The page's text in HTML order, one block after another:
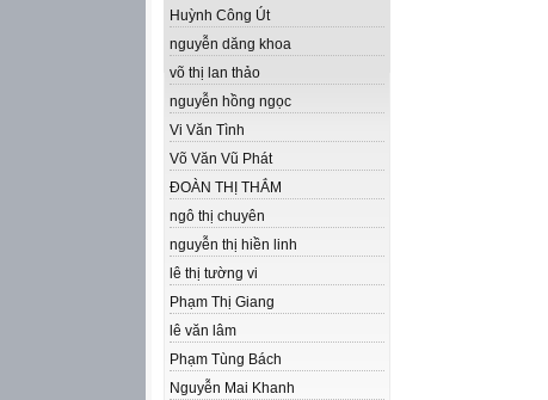
Huỳnh Công Út
nguyễn dăng khoa
võ thị lan thảo
nguyễn hồng ngọc
Vi Văn Tình
Võ Văn Vũ Phát
ĐOÀN THỊ THẮM
ngô thị chuyên
nguyễn thị hiền linh
lê thị tường vi
Phạm Thị Giang
lê văn lâm
Phạm Tùng Bách
Nguyễn Mai Khanh